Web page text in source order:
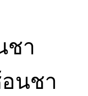
ชา
นชา